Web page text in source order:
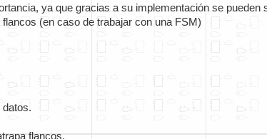
ya que gracias a su implementación se
flancos (en caso de trabajar con una FSM)
datos.
flancos.